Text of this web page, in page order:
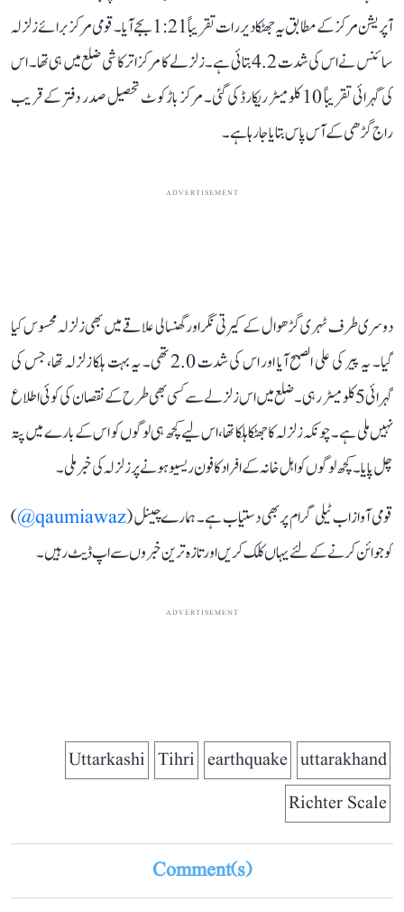
آپریشن مرکز کے مطابق یہ جھٹکا دیر رات تقریباً 1:21 بجے آیا۔ قومی مرکز برائے زلزلہ
سائنس نے اس کی شدت 4.2 بتائی ہے۔ زلزلے کا مرکز اترکاشی ضلع میں ہی تھا۔ اس
کی گہرائی تقریباً 10 کلومیٹر ریکارڈ کی گئی۔ مرکز باڑکوٹ تحصیل صدر دفتر کے قریب
راج گڑھی کے آس پاس بتایا جا رہا ہے۔
ADVERTISEMENT
دوسری طرف ٹہری گڑھوال کے کیرتی نگر اور گھنسالی علاقے میں بھی زلزلہ محسوس کیا
گیا۔ یہ پیر کی علی الصبح آیا اور اس کی شدت 2.0 تھی۔ یہ بہت ہلکا زلزلہ تھا، جس کی
گہرائی 5 کلومیٹر رہی۔ ضلع میں اس زلزلے سے کسی بھی طرح کے نقصان کی کوئی اطلاع
نہیں ملی ہے۔ چونکہ زلزلہ کا جھٹکا ہلکا تھا، اس لیے کچھ ہی لوگوں کو اس کے بارے میں پتہ
چل پایا۔ کچھ لوگوں کو اہل خانہ کے افراد کا فون ریسیو ہونے پر زلزلہ کی خبر ملی۔
قومی آواز اب ٹیلی گرام پر بھی دستیاب ہے۔ ہمارے چینل (qaumiawaz@
)
کو جوائن کرنے کے لئے یہاں کلک کریں اور تازہ ترین خبروں سے اپ ڈیٹ رہیں۔
ADVERTISEMENT
uttarakhand
earthquake
Tihri
Uttarkashi
Richter Scale
Comment(s)